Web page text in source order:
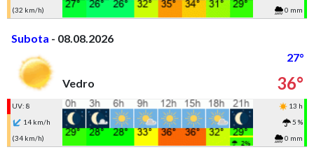
(32 km/h)
0 mm
Subota - 08.08.2026
27°
Vedro
36°
UV: 8
13 h
14 km/h
5 %
(34 km/h)
0 mm